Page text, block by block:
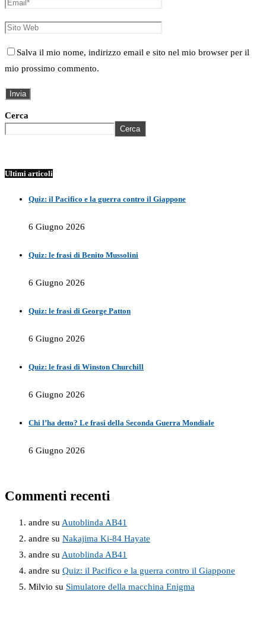
Salva il mio nome, indirizzo email e sito nel mio browser per il
mio prossimo commento.
Cerca
Cerca
Ultimi articoli
Quiz: il Pacifico e la guerra contro il Giappone
6 Giugno 2026
Quiz: le frasi di Benito Mussolini
6 Giugno 2026
Quiz: le frasi di George Patton
6 Giugno 2026
Quiz: le frasi di Winston Churchill
6 Giugno 2026
Chi l’ha detto? Le frasi della Seconda Guerra Mondiale
6 Giugno 2026
Commenti recenti
andre su Autoblinda AB41
andre su Nakajima Ki-84 Hayate
andre su Autoblinda AB41
andre su Quiz: il Pacifico e la guerra contro il Giappone
Milvio su Simulatore della macchina Enigma